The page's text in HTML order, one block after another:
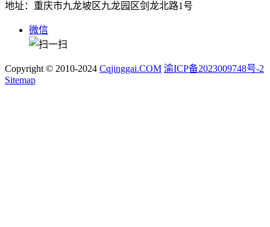
地址：重庆市九龙坡区九龙园区剑龙北路1号
微信
Copyright © 2010-2024 Cqjinggai.COM 渝ICP备2023009748号-2
Sitemap